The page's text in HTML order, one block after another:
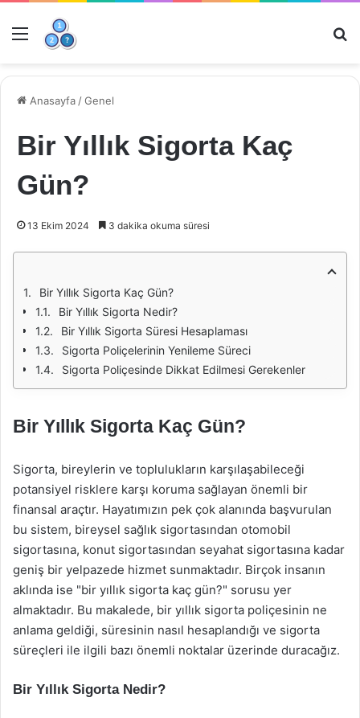
Menü
Anasayfa /Genel
Bir Yıllık Sigorta Kaç
Gün?
13 Ekim 2024 3 dakika okuma süresi
Bir Yıllık Sigorta Kaç Gün?
Bir Yıllık Sigorta Nedir?
Bir Yıllık Sigorta Süresi Hesaplaması
Sigorta Poliçelerinin Yenileme Süreci
Sigorta Poliçesinde Dikkat Edilmesi Gerekenler
Bir Yıllık Sigorta Kaç Gün?
Sigorta, bireylerin ve toplulukların karşılaşabileceği
potansiyel risklere karşı koruma sağlayan önemli bir
finansal araçtır. Hayatımızın pek çok alanında başvurulan
bu sistem, bireysel sağlık sigortasından otomobil
sigortasına, konut sigortasından seyahat sigortasına kadar
geniş bir yelpazede hizmet sunmaktadır. Birçok insanın
aklında ise "bir yıllık sigorta kaç gün?" sorusu yer
almaktadır. Bu makalede, bir yıllık sigorta poliçesinin ne
anlama geldiği, süresinin nasıl hesaplandığı ve sigorta
süreçleri ile ilgili bazı önemli noktalar üzerinde duracağız.
Bir Yıllık Sigorta Nedir?